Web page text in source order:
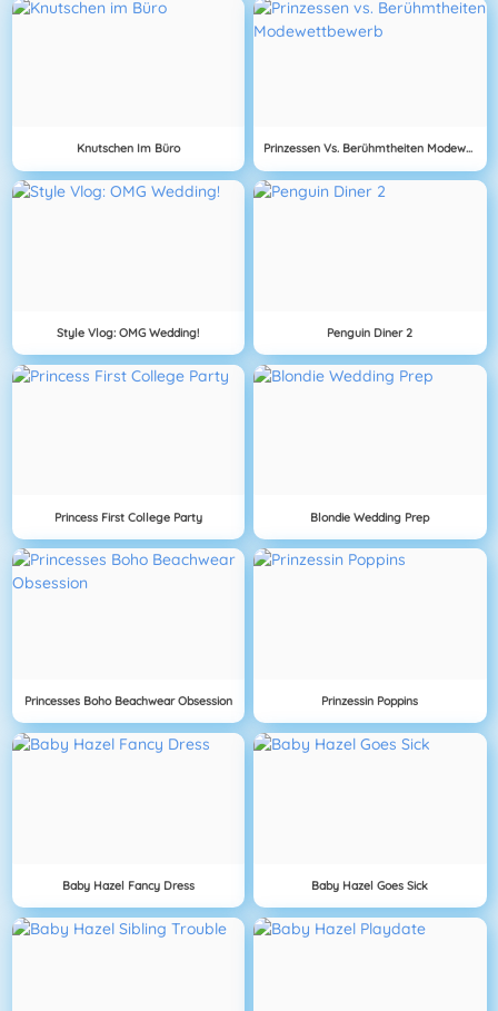
Knutschen Im Büro Prinzessen Vs. Berühmtheiten Modewettbewerb
Style Vlog: OMG Wedding! Penguin Diner 2
Princess First College Party Blondie Wedding Prep
Princesses Boho Beachwear Obsession Prinzessin Poppins
Baby Hazel Fancy Dress Baby Hazel Goes Sick